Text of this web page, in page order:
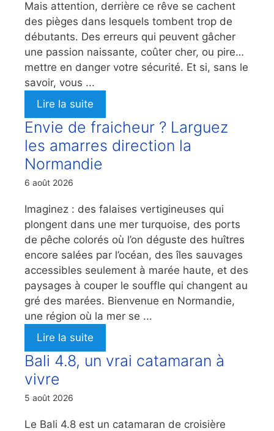
Mais attention, derrière ce rêve se cachent
des pièges dans lesquels tombent trop de
débutants. Des erreurs qui peuvent gâcher
une passion naissante, coûter cher, ou pire…
mettre en danger votre sécurité. Et si, sans le
savoir, vous ...
Lire la suite
Envie de fraicheur ? Larguez
les amarres direction la
Normandie
6 août 2026
Imaginez : des falaises vertigineuses qui
plongent dans une mer turquoise, des ports
de pêche colorés où l’on déguste des huîtres
encore salées par l’océan, des îles sauvages
accessibles seulement à marée haute, et des
paysages à couper le souffle qui changent au
gré des marées. Bienvenue en Normandie,
une région où la mer se ...
Lire la suite
Bali 4.8, un vrai catamaran à
vivre
5 août 2026
Le Bali 4.8 est un catamaran de croisière